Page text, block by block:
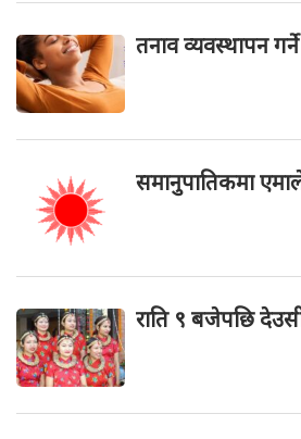
तनाव व्यवस्थापन
समानुपातिकमा
राति ९ बजेपछि